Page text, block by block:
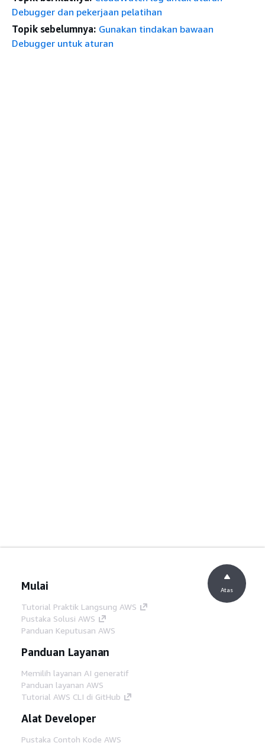
Debugger dan pekerjaan pelatihan
Topik sebelumnya: Gunakan tindakan bawaan
Debugger untuk aturan
Mulai
Tutorial Praktik Langsung AWS
Pustaka Solusi AWS
Panduan Keputusan AWS
Panduan Layanan
Memilih layanan AI generatif
Panduan layanan AWS
Tutorial AWS CLI di GitHub
Alat Developer
Pustaka Contoh Kode AWS
Atas